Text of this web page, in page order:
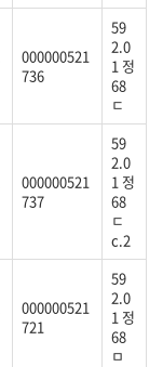
000000521
736
59
2.0
1 정
68
ㄷ
000000521
737
59
2.0
1 정
68
ㄷ
c.2
000000521
721
59
2.0
1 정
68
ㅁ